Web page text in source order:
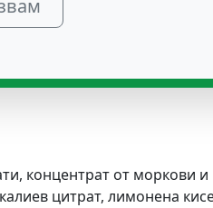
смесени плодове правят
Това го прави
концентрат от моркови и
цитрат, лимонена